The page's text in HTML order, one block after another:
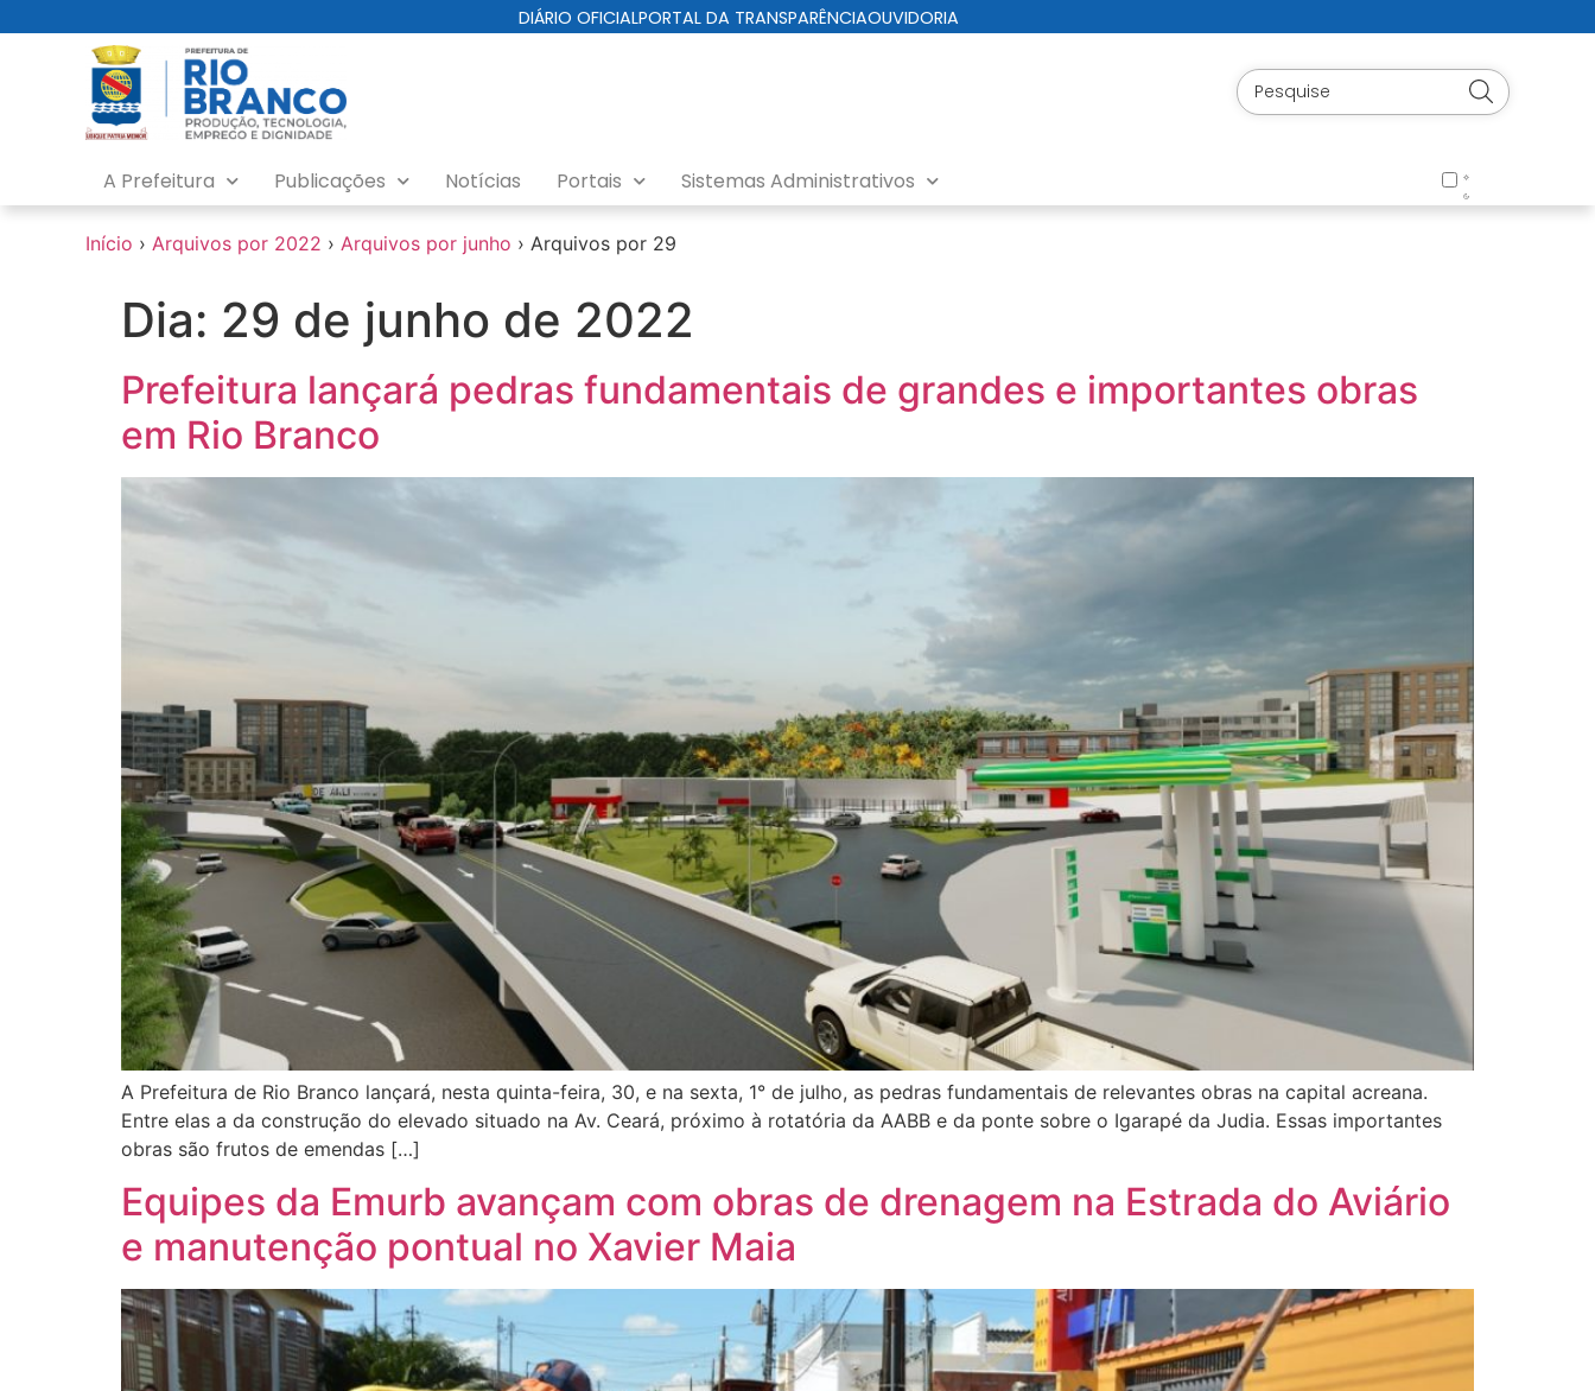
conteúdo
DIÁRIO OFICIALPORTAL DA TRANSPARÊNCIAOUVIDORIA
A Prefeitura Publicações Notícias Portais Sistemas Administrativos
Início › Arquivos por 2022 › Arquivos por junho › Arquivos por 29
Dia: 29 de junho de 2022
Prefeitura lançará pedras fundamentais de grandes e importantes obras
em Rio Branco
A Prefeitura de Rio Branco lançará, nesta quinta-feira, 30, e na sexta, 1° de julho, as pedras fundamentais de relevantes obras na capital acreana.
Entre elas a da construção do elevado situado na Av. Ceará, próximo à rotatória da AABB e da ponte sobre o Igarapé da Judia. Essas importantes
obras são frutos de emendas […]
Equipes da Emurb avançam com obras de drenagem na Estrada do Aviário
e manutenção pontual no Xavier Maia